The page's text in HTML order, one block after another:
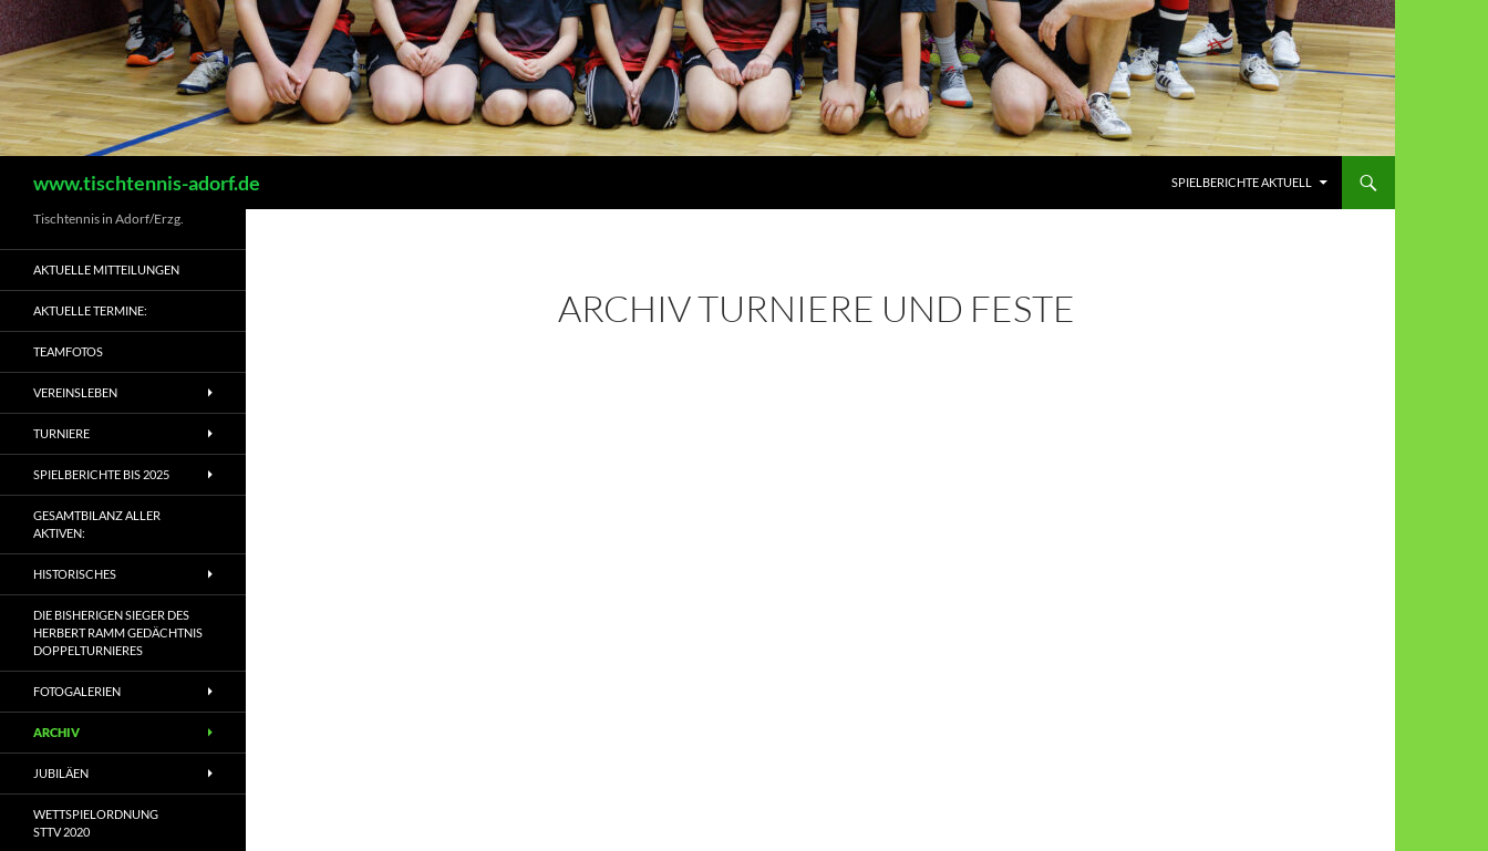
www.tischtennis-adorf.de SPIELBERICHTE AKTUELL
ARCHIV TURNIERE UND FESTE
Tischtennis in Adorf/Erzg.
AKTUELLE MITTEILUNGEN
AKTUELLE TERMINE:
TEAMFOTOS
VEREINSLEBEN
TURNIERE
SPIELBERICHTE BIS 2025
GESAMTBILANZ ALLER
AKTIVEN:
HISTORISCHES
DIE BISHERIGEN SIEGER DES
HERBERT RAMM GEDÄCHTNIS
DOPPELTURNIERES
FOTOGALERIEN
ARCHIV
JUBILÄEN
WETTSPIELORDNUNG
STTV 2020